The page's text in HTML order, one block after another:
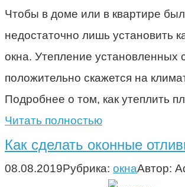
Чтобы в доме или в квартире
недостаточно лишь установить
окна. Утепление установленных
положительно скажется на
Подробнее о том, как утеплить
Читать полностью
Как сделать оконные
08.08.2019Рубрика: окнаАвтор: